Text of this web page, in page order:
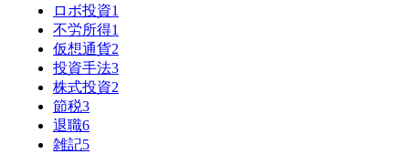
ロボ投資1
不労所得1
仮想通貨2
投資手法3
株式投資2
節税3
退職6
雑記5